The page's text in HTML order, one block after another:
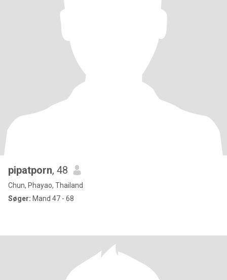
pipatporn, 48
Chun, Phayao, Thailand
Søger: Mand 47 - 68